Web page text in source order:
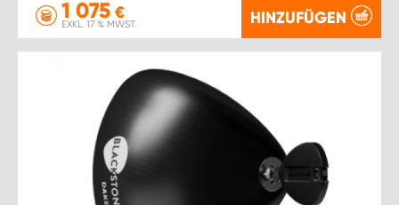
1 075 €
EXKL. 17 % MWST. HINZUFÜGEN